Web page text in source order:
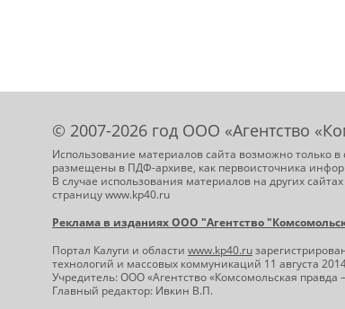
© 2007-2026 год ООО «Агентство
Использование материалов сайта возможно только
размещены в ПДФ-архиве, как первоисточника
В случае использования материалов на других
страницу www.kp40.ru
Реклама в изданиях ООО "Агентство
Портал Калуги и области www.kp40.ru
технологий и массовых коммуникаций 11 августа
Учредитель: ООО «Агентство «Комсомольская правда
Главный редактор: Ивкин В.П.